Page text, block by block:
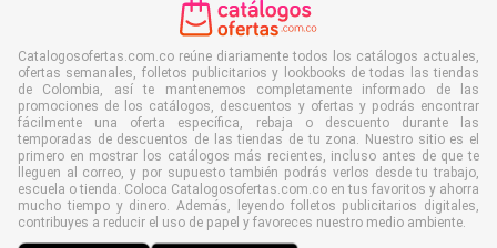
Catalogosofertas.com.co reúne diariamente todos los catálogos actuales,
ofertas semanales, folletos publicitarios y lookbooks de todas las tiendas
de Colombia, así te mantenemos completamente informado de las
promociones de los catálogos, descuentos y ofertas y podrás encontrar
fácilmente una oferta específica, rebaja o descuento durante las
temporadas de descuentos de las tiendas de tu zona. Nuestro sitio es el
primero en mostrar los catálogos más recientes, incluso antes de que te
lleguen al correo, y por supuesto también podrás verlos desde tu trabajo,
escuela o tienda. Coloca Catalogosofertas.com.co en tus favoritos y ahorra
mucho tiempo y dinero. Además, leyendo folletos publicitarios digitales,
contribuyes a reducir el uso de papel y favoreces nuestro medio ambiente.